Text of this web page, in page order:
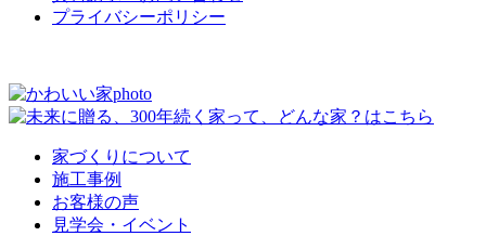
プライバシーポリシー
家づくりについて
施工事例
お客様の声
見学会・イベント